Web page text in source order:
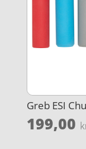
Greb ESI
199,00